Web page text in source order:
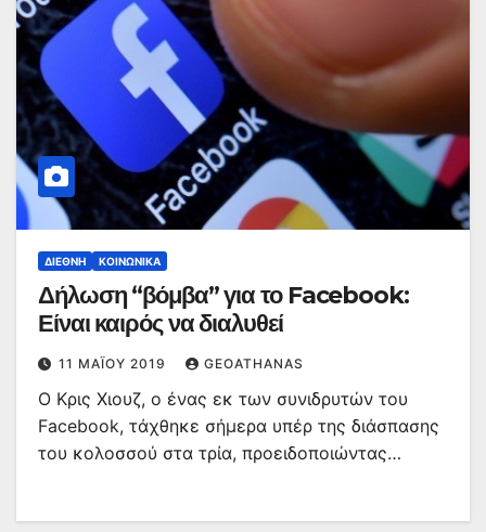
ΔΙΕΘΝΉ ΚΟΙΝΩΝΙΚΆ
Δήλωση “βόμβα” για το Facebook:
Είναι καιρός να διαλυθεί
11 ΜΑΪ́ΟΥ 2019 GEOATHANAS
Ο Κρις Χιουζ, ο ένας εκ των συνιδρυτών του
Facebook, τάχθηκε σήμερα υπέρ της διάσπασης
του κολοσσού στα τρία, προειδοποιώντας…